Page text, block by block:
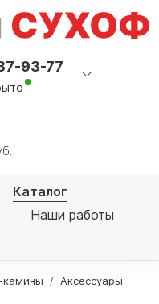
93-77
Каталог
Наши работы
камины
Аксессуары